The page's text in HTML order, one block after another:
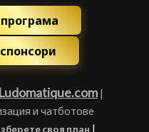
Ludomatique.com |
и чатботове
своя план |